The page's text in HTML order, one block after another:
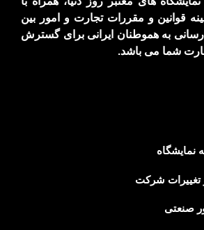
قوانین و مقررات تجارت و امور بین
رسانی به هموطنان ایرانی برای گسترش
شما می باشد.
نمایشگاه
تغییرات شرکت
صنعتی